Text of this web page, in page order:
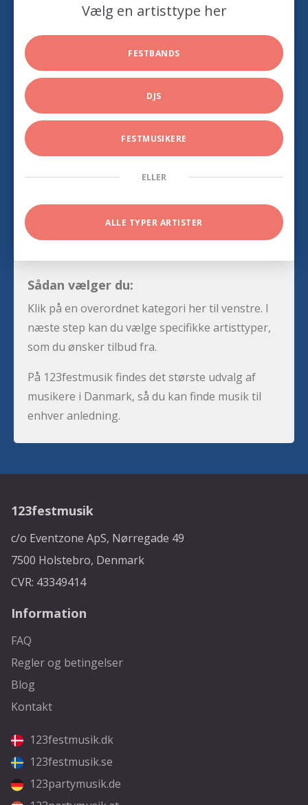
Vælg en artisttype her
FESTBANDS
DJS
FESTMUSIKERE
ELLER
ALLE TYPER ARTISTER
Sådan vælger du:
Klik på en overordnet kategori her til venstre. I
næste step kan du vælge specifikke artisttyper,
som du ønsker tilbud fra.
På 123festmusik findes det største udvalg af
musikere i Danmark, så du kan finde musik til
enhver anledning.
123festmusik
c/o Eventzone ApS, Nørregade 49
7500 Holstebro, Denmark
CVR: 43349414
Information
FAQ
Regler og betingelser
Blog
Kontakt
123festmusik.dk
123festmusik.se
123partymusik.de